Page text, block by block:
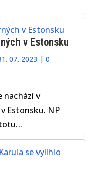
v Estonsku
07. 2023 |0
nachází v
Estonsku. NP